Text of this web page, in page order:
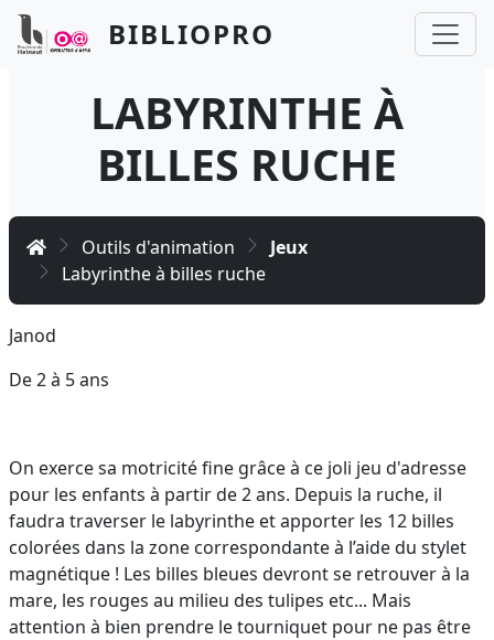
Panneau de gestion des cookies
Aller au contenu principal
BIBLIOPRO
LABYRINTHE À
BILLES RUCHE
AccueilOutils d'animation
Jeux
Labyrinthe à billes ruche
Janod
De 2 à 5 ans
On exerce sa motricité fine grâce à ce joli jeu d'adresse
pour les enfants à partir de 2 ans. Depuis la ruche, il
faudra traverser le labyrinthe et apporter les 12 billes
colorées dans la zone correspondante à l’aide du stylet
magnétique ! Les billes bleues devront se retrouver à la
mare, les rouges au milieu des tulipes etc... Mais
attention à bien prendre le tourniquet pour ne pas être